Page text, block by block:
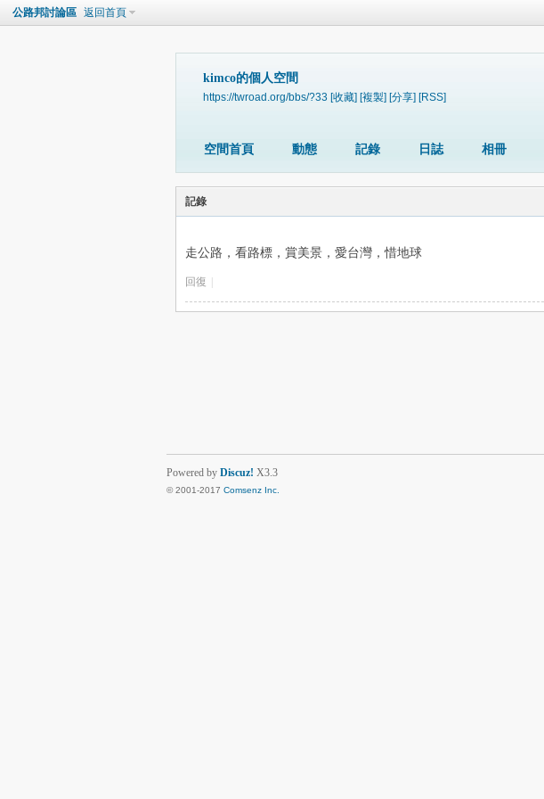
公路邦討論區 返回首頁
kimco的個人空間
https://twroad.org/bbs/?33 [收藏] [複製] [分享] [RSS]
空間首頁 動態 記錄 日誌 相冊
記錄
走公路，看路標，賞美景，愛台灣，惜地球
回復
Powered by Discuz! X3.3
© 2001-2017 Comsenz Inc.